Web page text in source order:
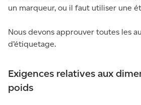
un marqueur, ou il faut utiliser une
Nous devons approuver toutes les
d’étiquetage.
Exigences relatives aux
poids